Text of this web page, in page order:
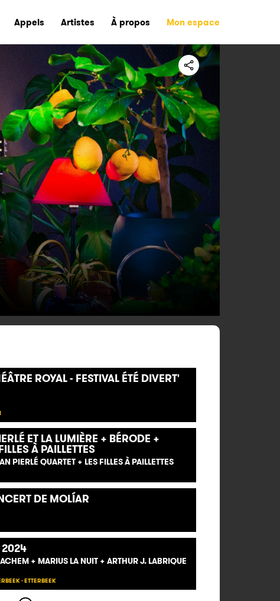
Appels Artistes À propos Mon espace
ROYAL - FESTIVAL ÉTÉ DIVERT'
ET LA LUMIÈRE + BÉRODE +
À PAILLETTES
PIERLÉ QUARTET + LES FILLES À PAILLETTES
DE MOLÍAR
2024
+ MARIUS LA NUIT + ARTHUR J. LABRIQUE
- ETTERBEEK